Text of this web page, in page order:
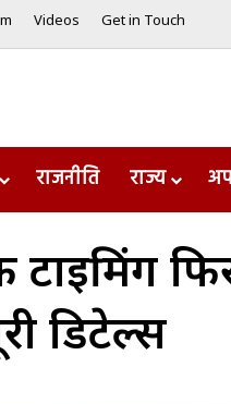
Videos Get in Touch
राजनीति राज्य
टाइमिंग
डिटेल्स